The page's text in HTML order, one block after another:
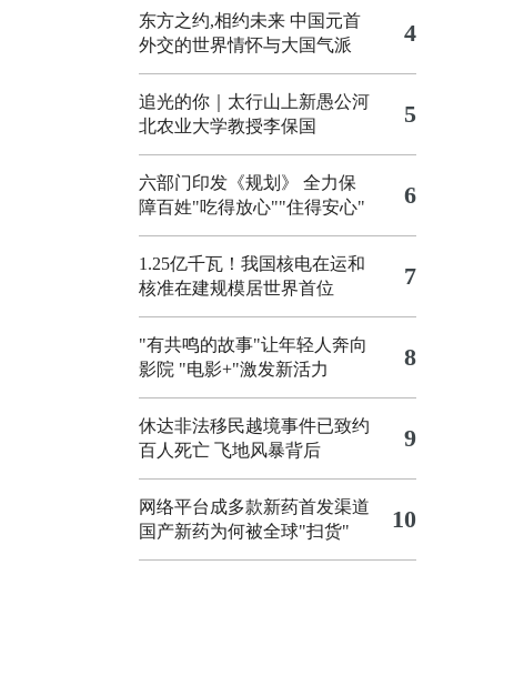
东方之约,相约未来 中国元首
外交的世界情怀与大国气派
4
追光的你｜太行山上新愚公河
北农业大学教授李保国
5
六部门印发《规划》 全力保
障百姓"吃得放心""住得安心"
6
1.25亿千瓦！我国核电在运和
核准在建规模居世界首位
7
"有共鸣的故事"让年轻人奔向
影院 "电影+"激发新活力 8
休达非法移民越境事件已致约
百人死亡 飞地风暴背后 9
网络平台成多款新药首发渠道
国产新药为何被全球"扫货"
10